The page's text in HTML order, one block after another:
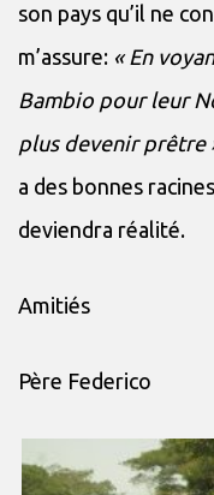
son pays qu’il ne
m’assure: « En
Bambio pour leur
plus devenir prêtre
a des bonnes
deviendra réalité.
Amitiés
Père Federico